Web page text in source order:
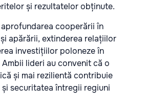
și rezultatelor obținute.
cooperării în
apărării, extinderea relațiilor
investițiilor poloneze în
lideri au convenit că o
și mai rezilientă contribuie
securitatea întregii regiuni